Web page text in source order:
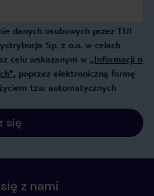
danych osobowych przez TUI
Sp. z o.o. w celach
celu wskazanym w „Informacji o
, poprzez elektroniczną formę
tzw. automatycznych
się
z nami